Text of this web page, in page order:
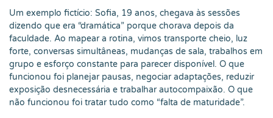
Um exemplo fictício: Sofia, 19 anos, chegava às sessões
dizendo que era “dramática” porque chorava depois da
faculdade. Ao mapear a rotina, vimos transporte cheio, luz
forte, conversas simultâneas, mudanças de sala, trabalhos em
grupo e esforço constante para parecer disponível. O que
funcionou foi planejar pausas, negociar adaptações, reduzir
exposição desnecessária e trabalhar autocompaixão. O que
não funcionou foi tratar tudo como “falta de maturidade”.